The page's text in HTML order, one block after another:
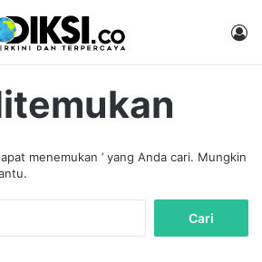
menemukan ’ yang Anda cari. Mungkin